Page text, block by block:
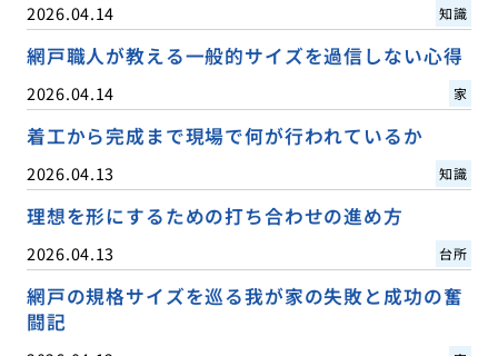
2026.04.14 知識
網戸職人が教える一般的サイズを過信しない心得
2026.04.14 家
着工から完成まで現場で何が行われているか
2026.04.13 知識
理想を形にするための打ち合わせの進め方
2026.04.13 台所
網戸の規格サイズを巡る我が家の失敗と成功の奮
闘記